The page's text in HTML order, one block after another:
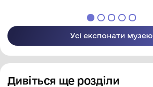
Усі експонати музею
Дивіться ще розділи